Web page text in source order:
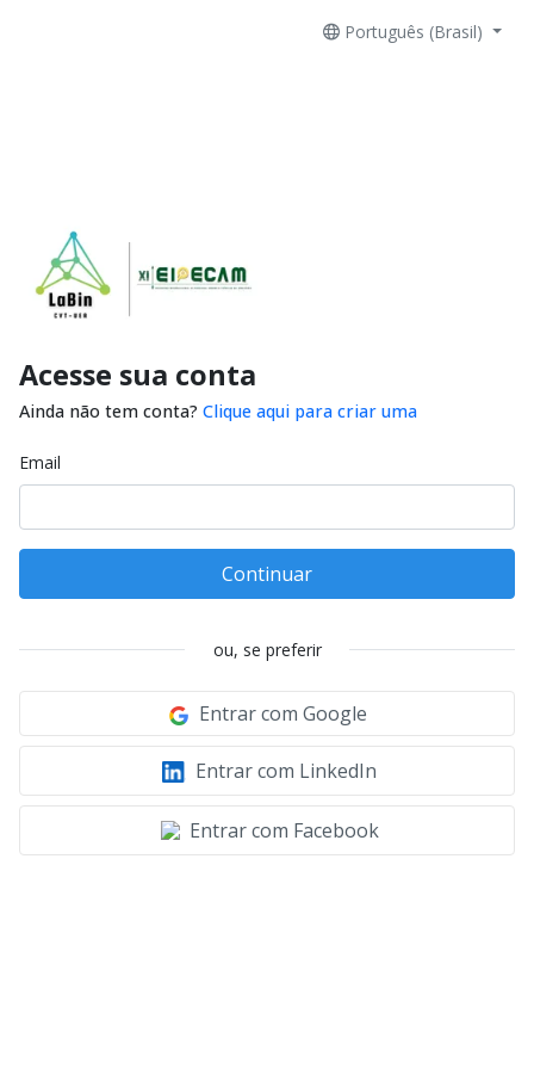
Português (Brasil)
Acesse sua conta
Ainda não tem conta? Clique aqui para criar uma
Email
Continuar
ou, se preferir
Entrar com Google
Entrar com LinkedIn
Entrar com Facebook